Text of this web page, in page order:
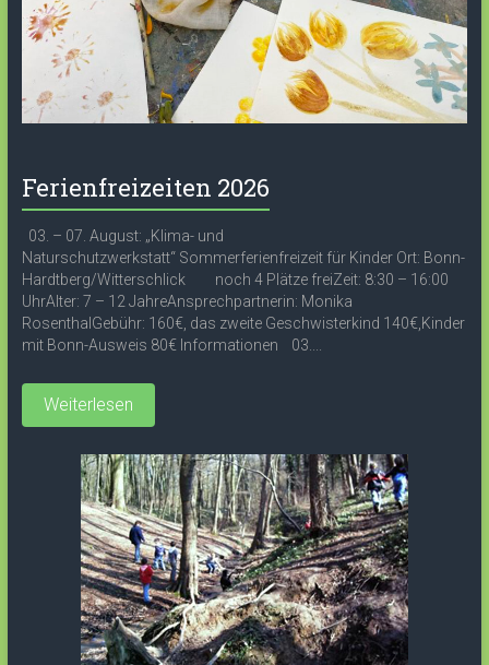
Ferienfreizeiten 2026
03. – 07. August: „Klima- und
Naturschutzwerkstatt“ Sommerferienfreizeit für Kinder Ort: Bonn-
Hardtberg/Witterschlick noch 4 Plätze freiZeit: 8:30 – 16:00
UhrAlter: 7 – 12 JahreAnsprechpartnerin: Monika
RosenthalGebühr: 160€, das zweite Geschwisterkind 140€,Kinder
mit Bonn-Ausweis 80€ Informationen 03....
Weiterlesen